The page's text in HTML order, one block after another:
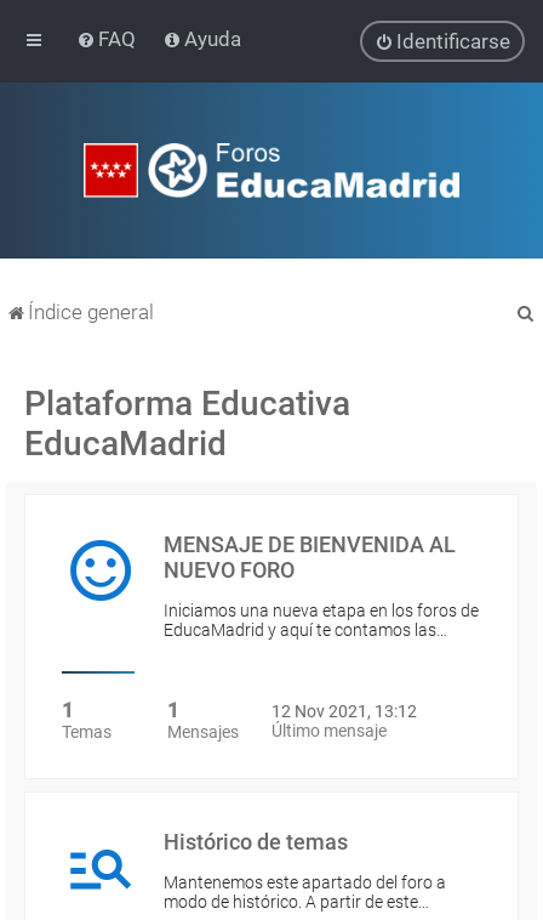
FAQ Ayuda Identificarse
Índice general
Plataforma Educativa
EducaMadrid
MENSAJE DE BIENVENIDA AL
NUEVO FORO
Iniciamos una nueva etapa en los foros de
EducaMadrid y aquí te contamos las…
1
Temas
1
Mensajes
12 Nov 2021, 13:12
Último mensaje
Histórico de temas
Mantenemos este apartado del foro a
modo de histórico. A partir de este…